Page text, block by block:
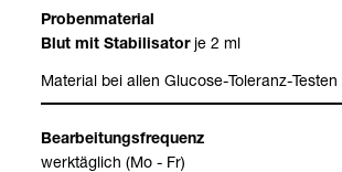
Pro­ben­ma­te­rial
Blut mit Sta­bi­li­sa­torje 2 ml
Mate­rial bei allen Glu­cose-​Tole­ranz-​Tes­ten
Bear­bei­tungs­fre­quenz
werk­täg­lich (Mo - Fr)